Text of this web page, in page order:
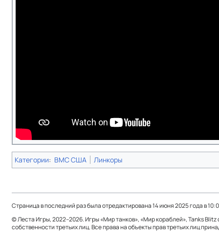
Категории: ВМС США Линкоры
Страница в последний раз была отредактирована 14 июня 2025 года в
© Леста Игры, 2022–2026. Игры «Мир танков», «Мир кораблей», Tanks
собственности третьих лиц. Все права на объекты прав третьих лиц